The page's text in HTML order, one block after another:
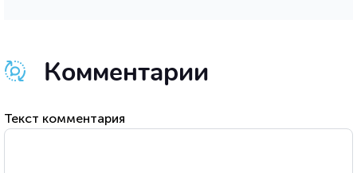
Комментарии
Текст комментария